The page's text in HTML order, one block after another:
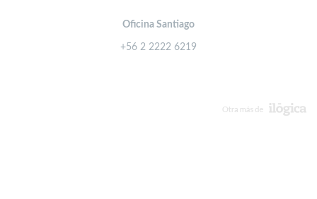
Oficina Santiago
+56 2 2222 6219